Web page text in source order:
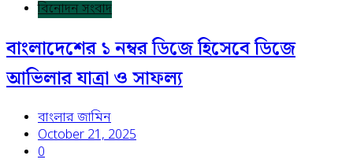
বিনোদন সংবাদ
বাংলাদেশের ১ নম্বর ডিজে হিসেবে ডিজে
আভিলার যাত্রা ও সাফল্য
বাংলার জামিন
October 21, 2025
0